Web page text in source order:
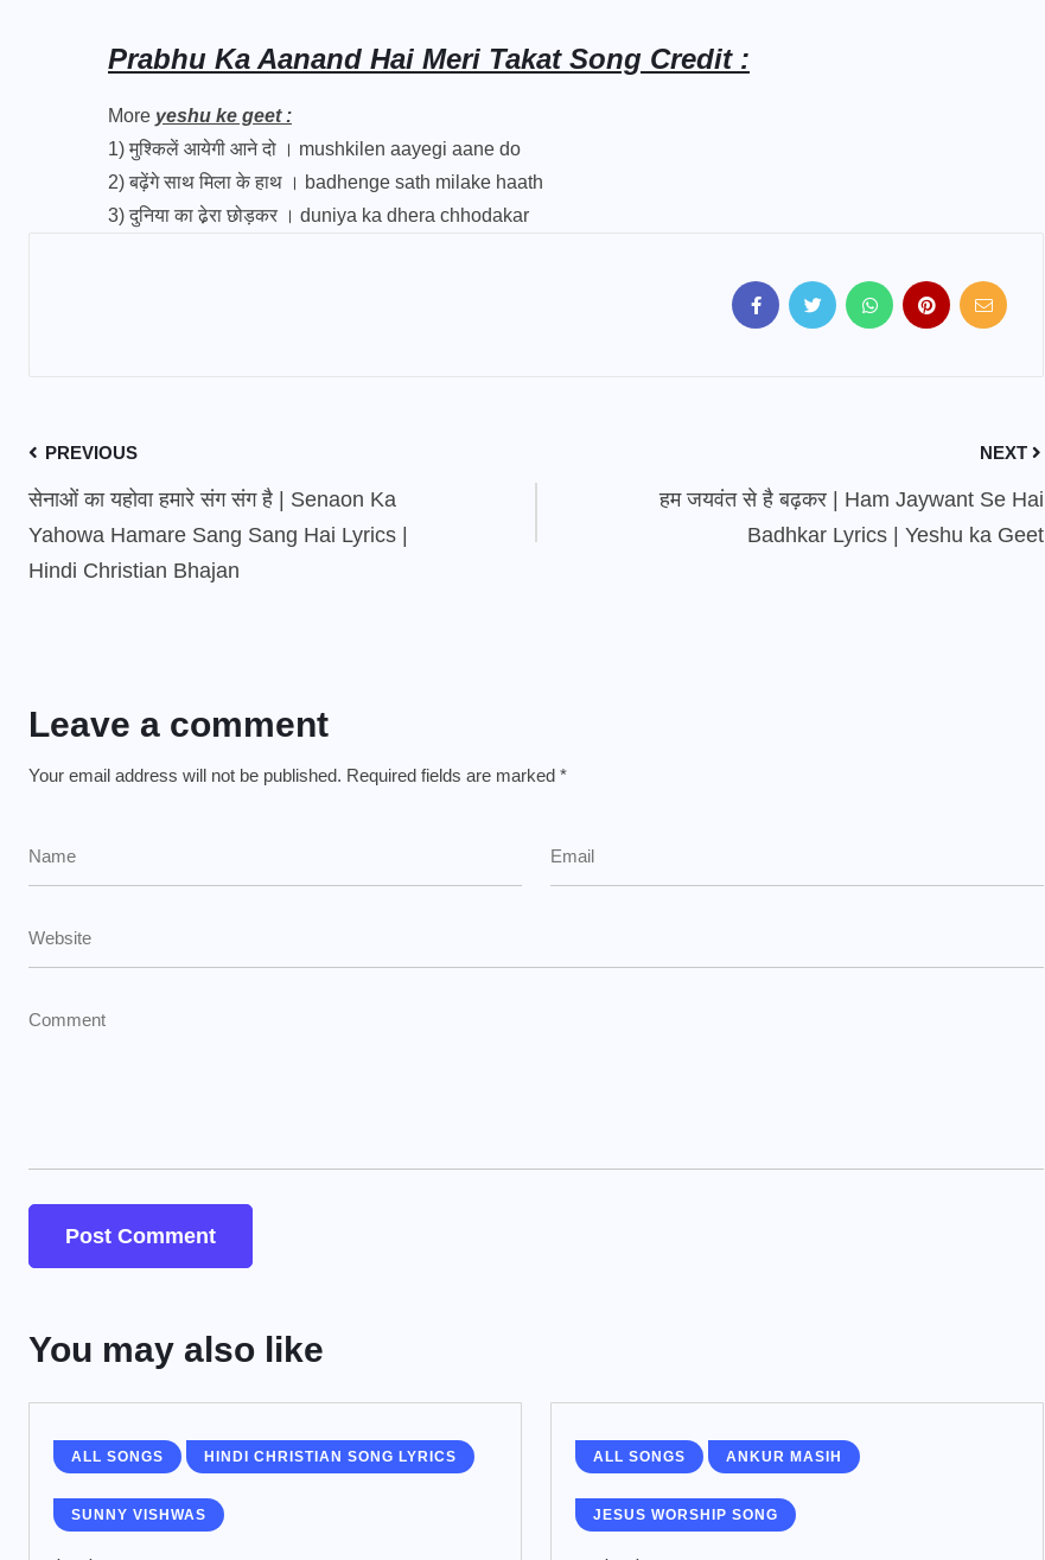
Prabhu Ka Aanand Hai Meri Takat Song Credit :
More yeshu ke geet :
1)मुश्किलें आयेगी आने दो । mushkilen aayegi aane do
2)बढ़ेंगे साथ मिला के हाथ । badhenge sath milake haath
3)दुनिया का ढे़रा छोड़कर । duniya ka dhera chhodakar
PREVIOUS
सेनाओं का यहोवा हमारे संग संग है | Senaon Ka
Yahowa Hamare Sang Sang Hai Lyrics |
Hindi Christian Bhajan
NEXT
हम जयवंत से है बढ़कर | Ham Jaywant Se Hai
Badhkar Lyrics | Yeshu ka Geet
Leave a comment
Your email address will not be published. Required fields are marked *
You may also like
ALL SONGS HINDI CHRISTIAN SONG LYRICS
SUNNY VISHWAS
ALL SONGS ANKUR MASIH
JESUS WORSHIP SONG